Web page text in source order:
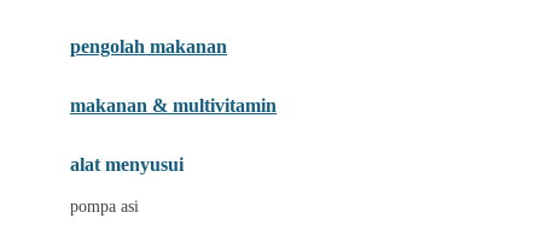
Joolz
pengolah makanan
makanan & multivitamin
alat menyusui
pompa asi